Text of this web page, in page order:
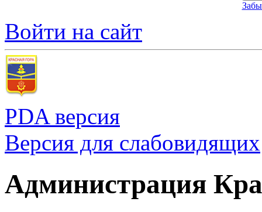
Войти на сайт
PDA версия
Версия для слабовидящих
Администрация